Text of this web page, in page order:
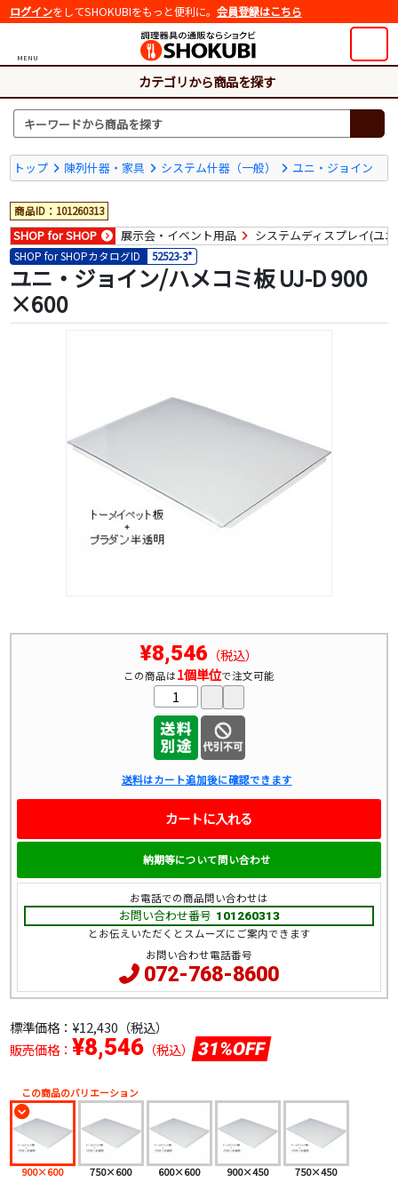
ログインをしてSHOKUBIをもっと便利に。 会員登録はこちら
MENU
カテゴリから商品を探す
トップ 陳列什器・家具 システム什器（一般） ユニ・ジョイン
商品ID：101260313
SHOP for SHOP 展示会・イベント用品 システムディスプレイ(ユ
SHOP for SHOPカタログID 52523-3*
ユニ・ジョイン/ハメコミ板 UJ-D 900
×600
標準価格： ¥12,430（税込）
販売価格： ¥8,546（税込） 31%OFF
この商品のバリエーション
900×600 750×600 600×600 900×450 750×450
¥8,546 （税込）
この商品は1個単位で注文可能
送料はカート追加後に確認できます
カートに入れる
納期等について問い合わせ
お電話での商品問い合わせは
お問い合わせ番号 101260313
とお伝えいただくとスムーズにご案内できます
お問い合わせ電話番号
072-768-8600